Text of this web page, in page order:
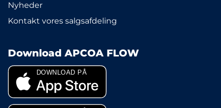
Nyheder
Kontakt vores salgsafdeling
Download APCOA FLOW